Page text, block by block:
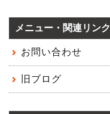
メニュー・関連リンク
お問い合わせ
旧ブログ